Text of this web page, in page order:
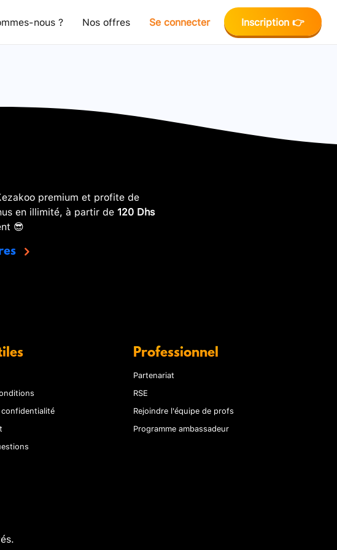
nous ? Nos offres Se connecter Inscription 👉
premium et profite de
en illimité, à partir de 120 Dhs
😎
Professionnel
Partenariat
RSE
Rejoindre l'équipe de profs
Programme ambassadeur